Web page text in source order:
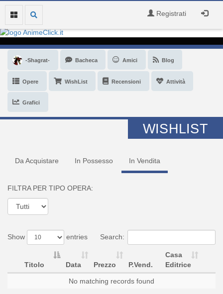
Registrati
-Shagrat- Bacheca Amici Blog
Opere WishList Recensioni Attività
Grafici
WISHLIST
Da Acquistare In Possesso In Vendita
FILTRA PER TIPO OPERA:
Show entries Search:
Titolo Data Prezzo P.Vend.
Casa
Editrice
No matching records found